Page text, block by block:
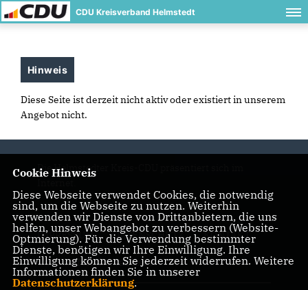
CDU Kreisverband Helmstedt
Hinweis
Diese Seite ist derzeit nicht aktiv oder existiert in unserem
Angebot nicht.
Die Helmstedter Kreis-CDU präsentiert sich im
IMPRESSUM DATENSCHUTZ KONTAKT
CDU in Niedersachsen
Cookie Hinweis
Diese Webseite verwendet Cookies, die notwendig
sind, um die Webseite zu nutzen. Weiterhin
verwenden wir Dienste von Drittanbietern, die uns
helfen, unser Webangebot zu verbessern (Website-
Optmierung). Für die Verwendung bestimmter
Dienste, benötigen wir Ihre Einwilligung. Ihre
Einwilligung können Sie jederzeit widerrufen. Weitere
Informationen finden Sie in unserer
Datenschutzerklärung.